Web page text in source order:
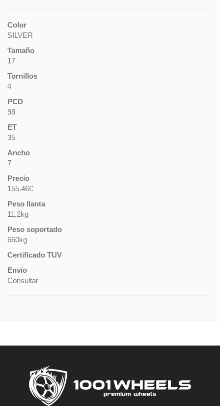
Color
SILVER
Tamaño
17
Tornillos
4
PCD
98
ET
35
Ancho
7
Precio
155.46€
Peso llanta
11,2kg
Peso soportado
660kg
Certificado TUV
Envío
Consultar